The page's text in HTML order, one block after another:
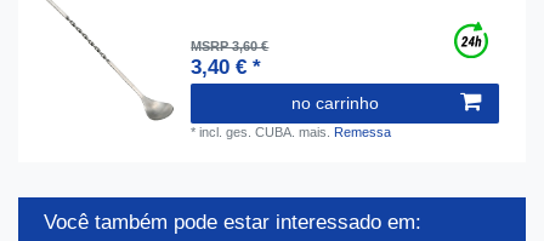
MSRP 3,60 €
3,40 € *
no carrinho
*incl. ges. CUBA. mais. Remessa
Você também pode estar interessado em: